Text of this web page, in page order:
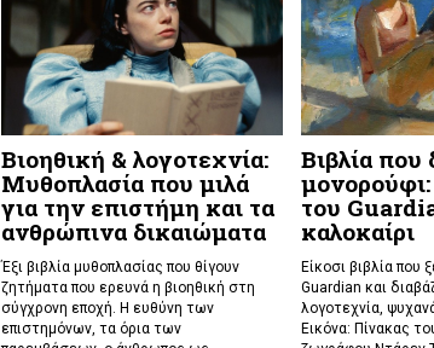
Βιοηθική & λογοτεχνία:
Μυθοπλασία που μιλά
για την επιστήμη και τα
ανθρώπινα δικαιώματα
Έξι βιβλία μυθοπλασίας που θίγουν
ζητήματα που ερευνά η βιοηθική στη
σύγχρονη εποχή. Η ευθύνη των
επιστημόνων, τα όρια των
Βιβλία που
μονορούφι:
του
καλοκαίρι
Είκοσι βιβλία που
Guardian και
λογοτεχνία,
Εικόνα: Πίνακας